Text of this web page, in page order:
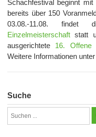
Schachfestival beginnt mit
bereits über 150
03.08.-11.08. findet
Einzelmeisterschaft statt
ausgerichtete 16. Offene
Weitere Informationen unter
Suche